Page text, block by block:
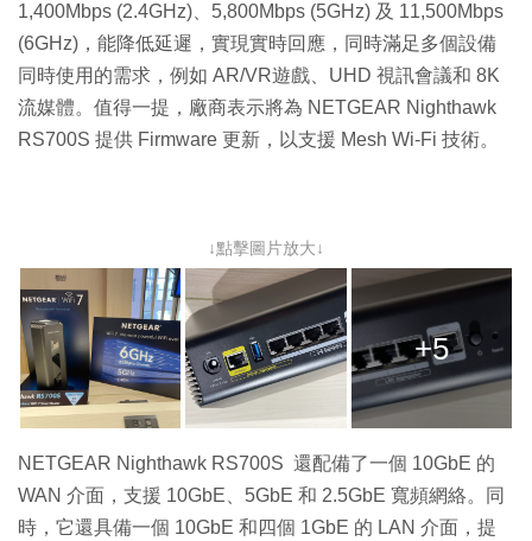
1,400Mbps (2.4GHz)、5,800Mbps (5GHz) 及 11,500Mbps
(6GHz)，能降低延遲，實現實時回應，同時滿足多個設備
同時使用的需求，例如 AR/VR遊戲、UHD 視訊會議和 8K
流媒體。值得一提，廠商表示將為 NETGEAR Nighthawk
RS700S 提供 Firmware 更新，以支援 Mesh Wi-Fi 技術。
↓點擊圖片放大↓
+5
NETGEAR Nighthawk RS700S 還配備了一個 10GbE 的
WAN 介面，支援 10GbE、5GbE 和 2.5GbE 寬頻網絡。同
時，它還具備一個 10GbE 和四個 1GbE 的 LAN 介面，提